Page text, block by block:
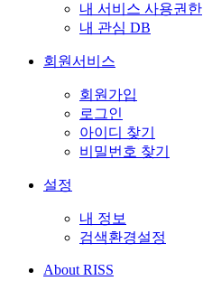
내 서비스 사용권한
내 관심 DB
회원서비스
회원가입
로그인
아이디 찾기
비밀번호 찾기
설정
내 정보
검색환경설정
About RISS